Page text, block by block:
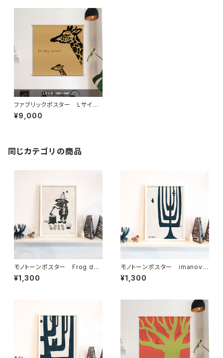
ファブリックポスター Lサイ
ズ Do they dream ? ”キリ
ン” （960×960mm）
¥9,000
同じカテゴリの商品
モノトーンポスター Frog dad
loves camping カエル父さん
キャンプ好き
¥1,300
モノトーンポスター imanova
Tree 1
¥1,300